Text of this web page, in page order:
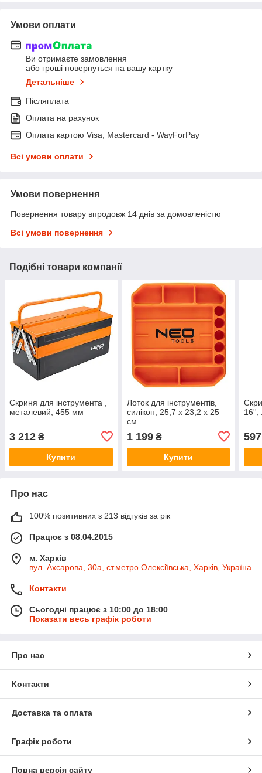
Умови оплати
Ви отримаєте замовлення
або гроші повернуться на вашу картку
Детальніше
Післяплата
Оплата на рахунок
Оплата картою Visa, Mastercard - WayForPay
Всі умови оплати
Умови повернення
Повернення товару впродовж 14 днів за домовленістю
Всі умови повернення
Подібні товари компанії
Скриня для інструмента ,
металевий, 455 мм
3 212 ₴
Купити
Лоток для інструментів,
силікон, 25,7 x 23,2 x 25
см
1 199₴
Купити
16'',
597
Про нас
100% позитивних з 213 відгуків за рік
Працює з 08.04.2015
м. Харків
вул. Ахсарова, 30а, ст.метро Олексіївська, Харків, Україна
Контакти
Сьогодні працює з 10:00 до 18:00
Показати весь графік роботи
Про нас
Контакти
Доставка та оплата
Графік роботи
Повна версія сайту